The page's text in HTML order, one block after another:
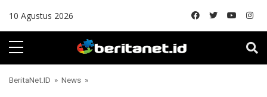
10 Agustus 2026
BeritaNet.ID » News »